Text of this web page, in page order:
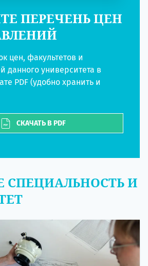
ПЕРЕЧЕНЬ ЦЕН
цен, факультетов и
данного университета в
PDF (удобно хранить и
СКАЧАТЬ В PDF
СПЕЦИАЛЬНОСТЬ И